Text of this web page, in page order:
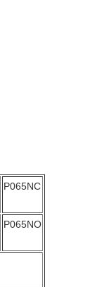
P065NC
P065NO